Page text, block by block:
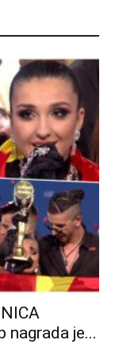
nagrada je...